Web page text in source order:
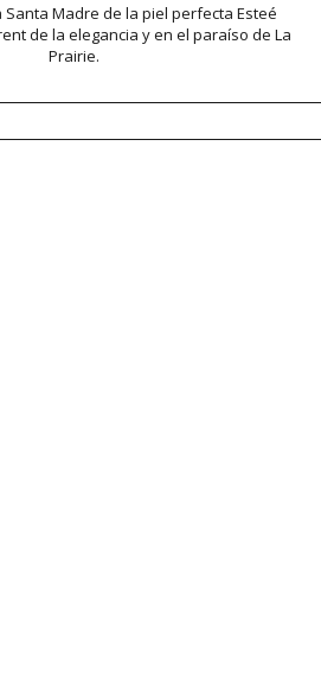
Santa Madre de la piel perfecta Esteé
de la elegancia y en el paraíso de La
Prairie.